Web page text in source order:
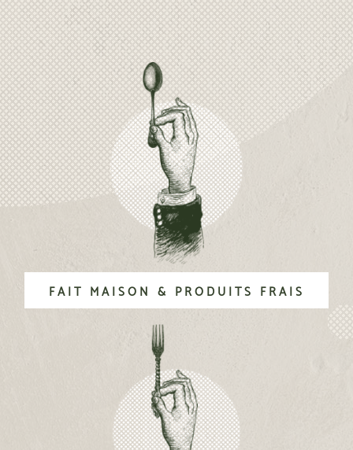
FAIT MAISON & PRODUITS FRAIS